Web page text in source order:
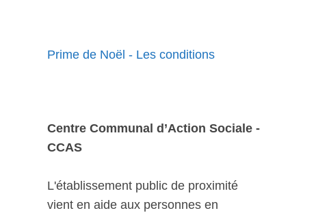
Prime de Noël - Les conditions
Centre Communal d’Action Sociale -
CCAS
L'établissement public de proximité
vient en aide aux personnes en